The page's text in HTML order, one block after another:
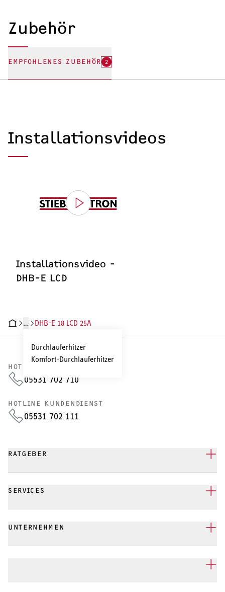
Zubehör
EMPFOHLENES ZUBEHÖR 2
Installationsvideos
Installationsvideo -
DHB-E LCD
DATENDOKUMENTE
…
Durchlauferhitzer
Komfort-Durchlauferhitzer
DHB-E 18 LCD 25A
HOTLINE VERTRIEB
05531 702 710
HOTLINE KUNDENDIENST
05531 702 111
RATGEBER
SERVICES
UNTERNEHMEN